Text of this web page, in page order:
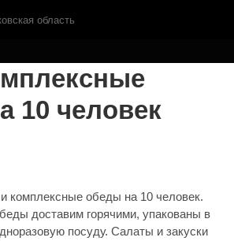
область
10 человек
комплексные обеды на 10 человек.
доставим горячими, упакованы в
посуду. Салаты и закуски